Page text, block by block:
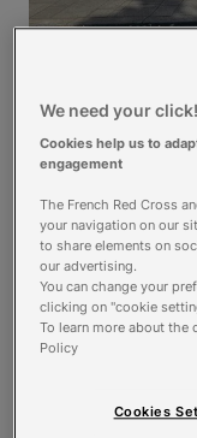
Nos activités
Aide
Distribution
La Boutique
We need your click!
Cookies help us to
engagement
The French Red Cross
your navigation on our
to share elements on
our advertising.
You can change your
clicking on "cookie
To learn more about the
Policy
Cookies